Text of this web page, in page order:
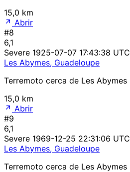
15,0 km
Abrir
#8
6,1
Severe 1925-07-07 17:43:38 UTC
Les Abymes, Guadeloupe
Terremoto cerca de Les Abymes
15,0 km
Abrir
#9
6,1
Severe 1969-12-25 22:31:06 UTC
Les Abymes, Guadeloupe
Terremoto cerca de Les Abymes